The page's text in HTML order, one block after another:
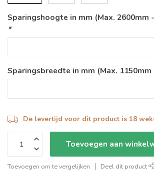
Sparingshoogte in mm (Max. 2600mm
*
Sparingsbreedte in mm (Max.
De levertijd voor dit product is 18
Toevoegen aan
Toevoegen om te vergelijken Deel dit product